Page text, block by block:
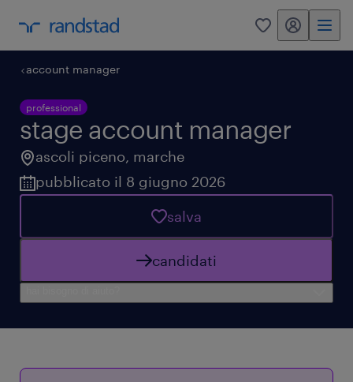
0 my randstad
account manager
professional
stage account manager
ascoli piceno, marche
pubblicato il 8 giugno 2026
salva
candidati